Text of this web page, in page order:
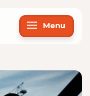
Menu